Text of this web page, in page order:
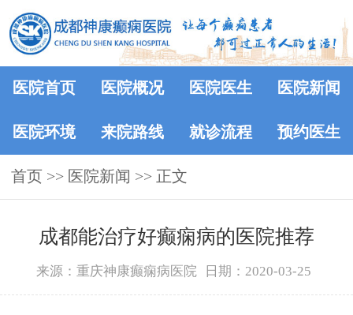
医院首页 医院概况 医院医生 医院新闻
医院环境 来院路线 就诊流程 预约医生
首页 >> 医院新闻 >> 正文
成都能治疗好癫痫病的医院推荐
来源：重庆神康癫痫病医院 日期：2020-03-25